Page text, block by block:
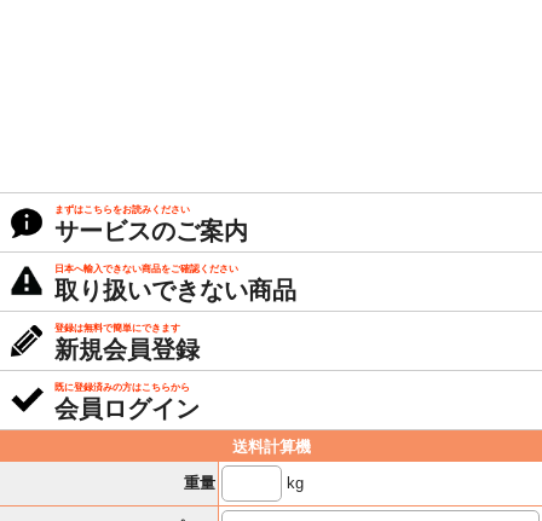
まずはこちらをお読みください
サービスのご案内
日本へ輸入できない商品をご確認ください
取り扱いできない商品
登録は無料で簡単にできます
新規会員登録
既に登録済みの方はこちらから
会員ログイン
送料計算機
重量
kg